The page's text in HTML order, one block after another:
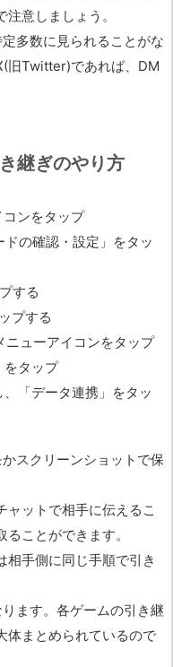
意しましょう。
多数に見られることがな
旧Twitter)であれば、DM
継ぎのやり方
ンをタップ
の確認・設定」をタッ
する
プする
ューアイコンをタップ
タップ
「データ連携」をタッ
スクリーンショットで保
ャットで相手に伝えるこ
ことができます。
相手側に同じ手順で引き
ます。各ゲームの引き継
体まとめられているので